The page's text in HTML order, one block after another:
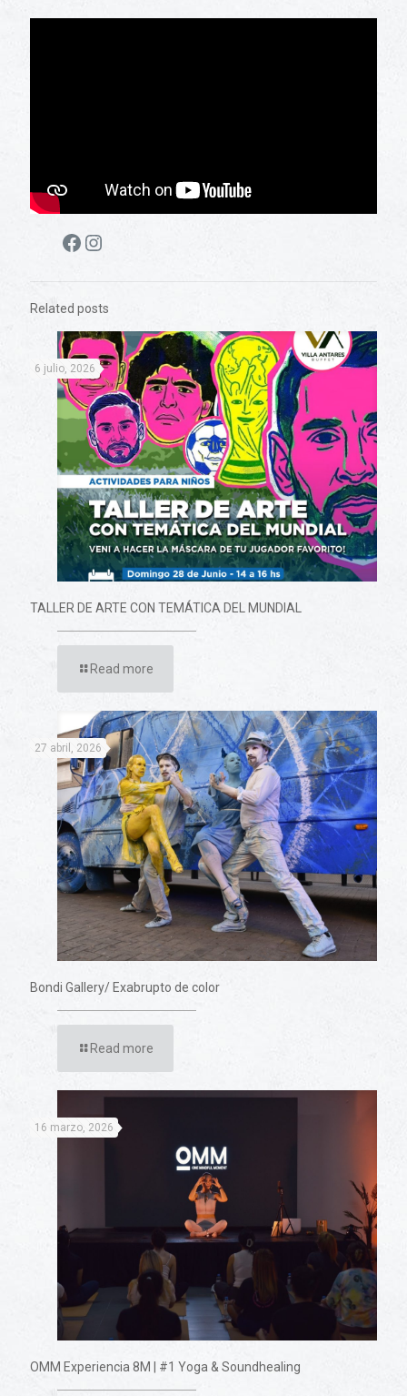
Facebook
Instagram
Related posts
6 julio, 2026
TALLER DE ARTE CON TEMÁTICA DEL MUNDIAL
Read more
27 abril, 2026
Bondi Gallery/ Exabrupto de color
Read more
16 marzo, 2026
OMM Experiencia 8M | #1 Yoga & Soundhealing